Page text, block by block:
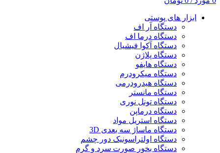
ابزار های پوستی
دستگاه آر اف
دستگاه درما اف
دستگاه آکوا فیشیال
دستگاه پلاژن
دستگاه هایفو
دستگاه میکرودرم
دستگاه هیدرودرمی
دستگاه مانستر
دستگاه تونل نوری
دستگاه درماپن
دستگاه استریل مواد
دستگاه ماساژ سه بعدی 3D
دستگاه اولتراسونیک دور چشم
دستگاه بخور صورت سرد و گرم